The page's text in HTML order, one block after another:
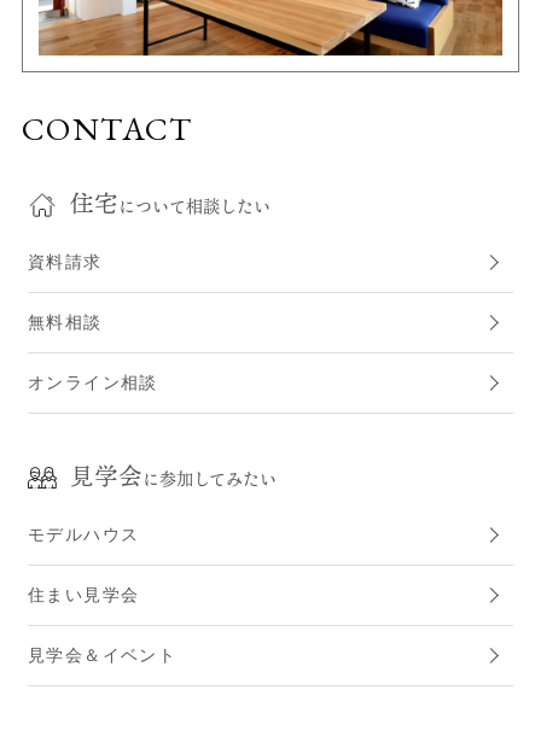
CONTACT
住宅について相談したい
資料請求
無料相談
オンライン相談
見学会に参加してみたい
モデルハウス
住まい見学会
見学会＆イベント